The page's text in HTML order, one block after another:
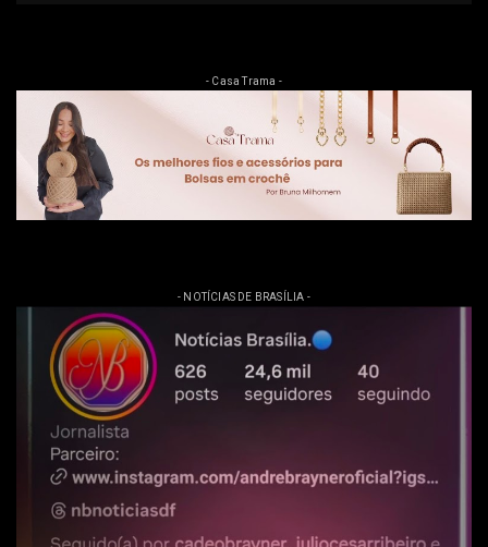
- Casa Trama -
- NOTÍCIAS DE BRASÍLIA -